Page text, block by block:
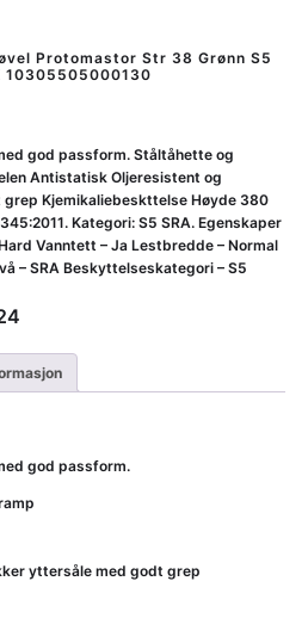
Protomastor Str 38 Grønn S5
10305505000130
god passform. Ståltåhette og
Antistatisk Oljeresistent og
Kjemikaliebeskttelse Høyde 380
Kategori: S5 SRA. Egenskaper
Vanntett – Ja Lestbredde – Normal
– SRA Beskyttelseskategori – S5
god passform.
yttersåle med godt grep